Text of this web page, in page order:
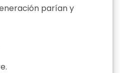
parían y